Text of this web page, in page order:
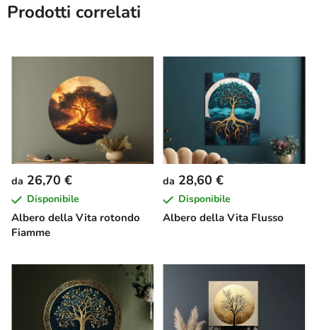
Prodotti correlati
Albero della Vita rotondo
Fiamme
da 26,70 €
Disponibile
Albero della Vita Flusso
da 28,60 €
Disponibile